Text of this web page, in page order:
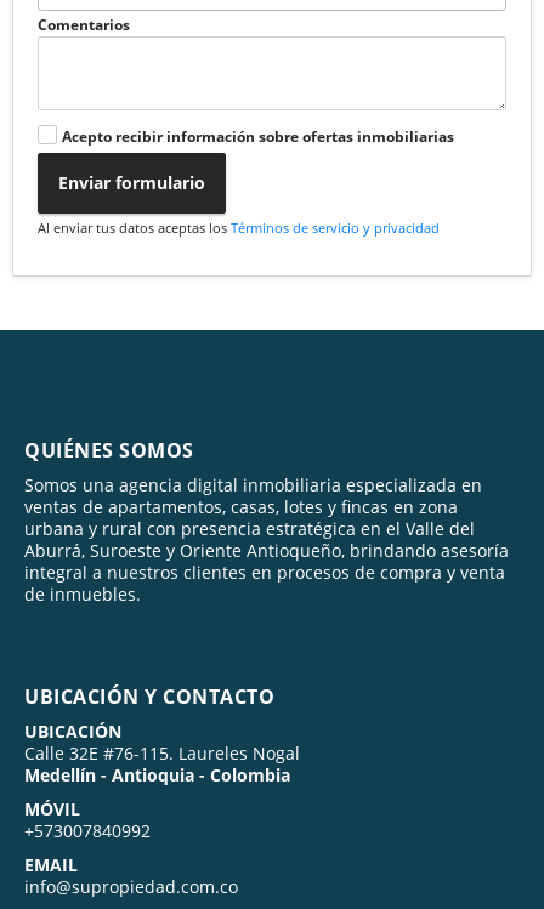
Comentarios
Acepto recibir información sobre ofertas inmobiliarias
Enviar formulario
Al enviar tus datos aceptas los Términos de servicio y privacidad
QUIÉNES SOMOS
Somos una agencia digital inmobiliaria especializada en
ventas de apartamentos, casas, lotes y fincas en zona
urbana y rural con presencia estratégica en el Valle del
Aburrá, Suroeste y Oriente Antioqueño, brindando asesoría
integral a nuestros clientes en procesos de compra y venta
de inmuebles.
UBICACIÓN Y CONTACTO
UBICACIÓN
Calle 32E #76-115. Laureles Nogal
Medellín - Antioquia - Colombia
MÓVIL
+573007840992
EMAIL
info@supropiedad.com.co